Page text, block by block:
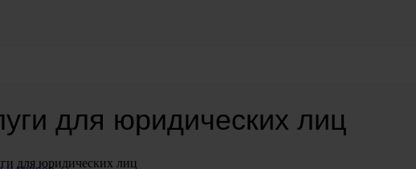
для юридических лиц
для юридических лиц